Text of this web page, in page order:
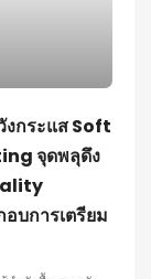
งกระแส Soft
จุดพลุดึง
บการเตรียม